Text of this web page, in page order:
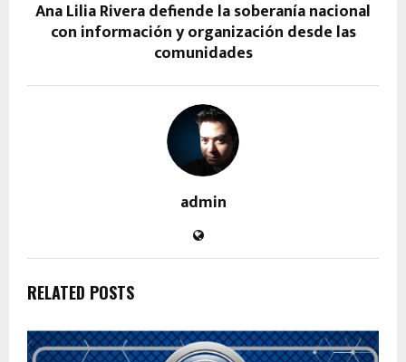
Ana Lilia Rivera defiende la soberanía nacional
con información y organización desde las
comunidades
admin
RELATED POSTS